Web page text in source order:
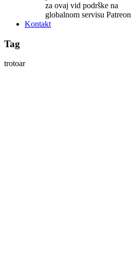
za ovaj vid podrške na
globalnom servisu Patreon
Kontakt
Tag
trotoar